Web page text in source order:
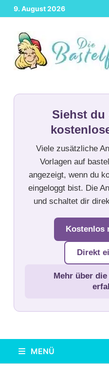
Zurück
zum
Inhalt
9. August 2026
Siehst du
Viele zusätzliche
Vorlagen auf
angezeigt, wenn du
eingeloggt bist. Die
und schaltet dir
Kostenlos
Direkt
Mehr über
MENÜ